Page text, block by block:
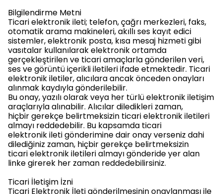
Bilgilendirme Metni
Ticari elektronik ileti; telefon, çağrı merkezleri, faks,
otomatik arama makineleri, akıllı ses kayıt edici
sistemler, elektronik posta, kısa mesaj hizmeti gibi
vasıtalar kullanılarak elektronik ortamda
gerçekleştirilen ve ticari amaçlarla gönderilen veri,
ses ve görüntü içerikli iletileri ifade etmektedir. Ticari
elektronik iletiler, alıcılara ancak önceden onayları
alınmak kaydıyla gönderilebilir.
Bu onay, yazılı olarak veya her türlü elektronik iletişim
araçlarıyla alınabilir. Alıcılar diledikleri zaman,
hiçbir gerekçe belirtmeksizin ticari elektronik iletileri
almayı reddedebilir. Bu kapsamda ticari
elektronik ileti gönderimine dair onay verseniz dahi
dilediğiniz zaman, hiçbir gerekçe belirtmeksizin
ticari elektronik iletileri almayı gönderide yer alan
linke girerek her zaman reddedebilirsiniz.
Ticari İletişim İzni
Ticari Elektronik İleti gönderilmesinin onaylanması ile